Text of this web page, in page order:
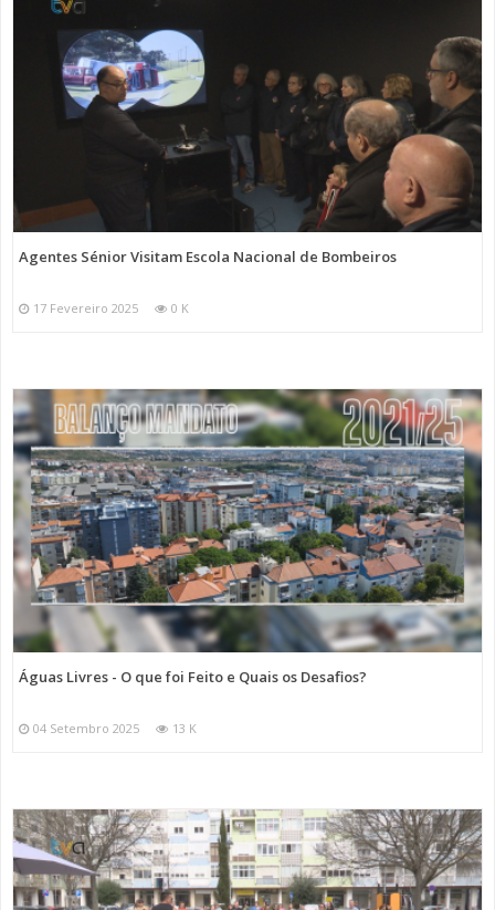
Agentes Sénior Visitam Escola Nacional de Bombeiros
17 Fevereiro 2025 0 K
Águas Livres - O que foi Feito e Quais os Desafios?
04 Setembro 2025 13 K